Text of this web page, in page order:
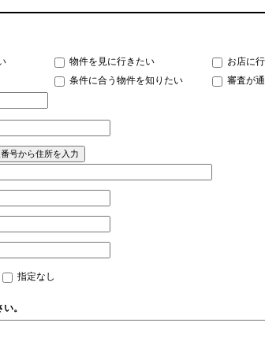
物件を見に行きたい
お店に
条件に合う物件を知りたい
審査が
指定なし
。